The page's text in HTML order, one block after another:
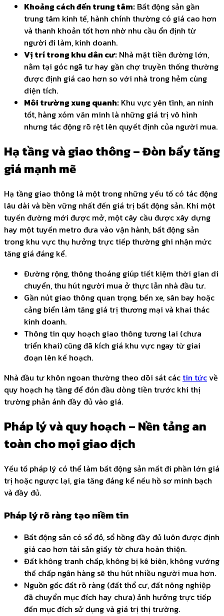
Khoảng cách đến trung tâm: Bất động sản gần
trung tâm kinh tế, hành chính thường có giá cao hơn
và thanh khoản tốt hơn nhờ nhu cầu ổn định từ
người đi làm, kinh doanh.
Vị trí trong khu dân cư: Nhà mặt tiền đường lớn,
nằm tại góc ngã tư hay gần chợ truyền thống thường
được định giá cao hơn so với nhà trong hẻm cùng
diện tích.
Môi trường xung quanh: Khu vực yên tĩnh, an ninh
tốt, hàng xóm văn minh là những giá trị vô hình
nhưng tác động rõ rệt lên quyết định của người mua.
Hạ tầng và giao thông – Đòn bẩy tăng
giá mạnh mẽ
Hạ tầng giao thông là một trong những yếu tố có tác động
lâu dài và bền vững nhất đến giá trị bất động sản. Khi một
tuyến đường mới được mở, một cây cầu được xây dựng
hay một tuyến metro đưa vào vận hành, bất động sản
trong khu vực thụ hưởng trực tiếp thường ghi nhận mức
tăng giá đáng kể.
Đường rộng, thông thoáng giúp tiết kiệm thời gian di
chuyển, thu hút người mua ở thực lẫn nhà đầu tư.
Gần nút giao thông quan trọng, bến xe, sân bay hoặc
cảng biển làm tăng giá trị thương mại và khai thác
kinh doanh.
Thông tin quy hoạch giao thông tương lai (chưa
triển khai) cũng đã kích giá khu vực ngay từ giai
đoạn lên kế hoạch.
Nhà đầu tư khôn ngoan thường theo dõi sát các tin tứcvề
quy hoạch hạ tầng để đón đầu dòng tiền trước khi thị
trường phản ánh đầy đủ vào giá.
Pháp lý và quy hoạch – Nền tảng an
toàn cho mọi giao dịch
Yếu tố pháp lý có thể làm bất động sản mất đi phần lớn giá
trị hoặc ngược lại, gia tăng đáng kể nếu hồ sơ minh bạch
và đầy đủ.
Pháp lý rõ ràng tạo niềm tin
Bất động sản có sổ đỏ, sổ hồng đầy đủ luôn được định
giá cao hơn tài sản giấy tờ chưa hoàn thiện.
Đất không tranh chấp, không bị kê biên, không vướng
thế chấp ngân hàng sẽ thu hút nhiều người mua hơn.
Nguồn gốc đất rõ ràng (đất thổ cư, đất nông nghiệp
đã chuyển mục đích hay chưa) ảnh hưởng trực tiếp
đến mục đích sử dụng và giá trị thị trường.